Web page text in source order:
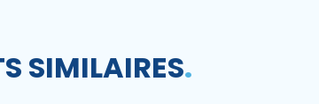
SIMILAIRES.